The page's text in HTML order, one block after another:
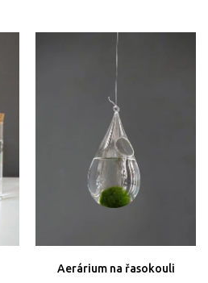
Aerárium na řasokouli